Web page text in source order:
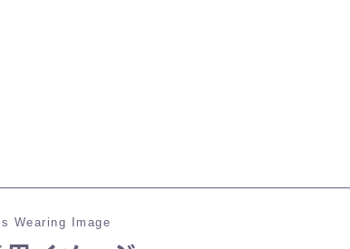
ショートパンツ
Wearing Image